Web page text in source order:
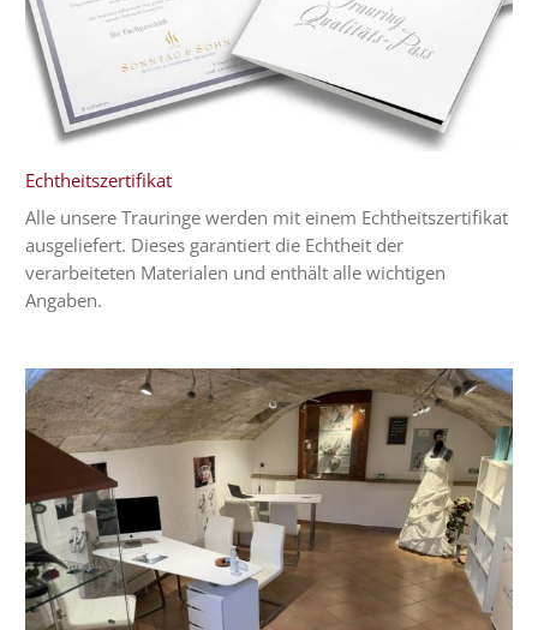
Echtheitszertifikat
Alle unsere Trauringe werden mit einem Echtheitszertifikat
ausgeliefert. Dieses garantiert die Echtheit der
verarbeiteten Materialen und enthält alle wichtigen
Angaben.